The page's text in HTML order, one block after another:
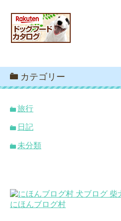
カテゴリー
旅行
日記
未分類
にほんブログ村